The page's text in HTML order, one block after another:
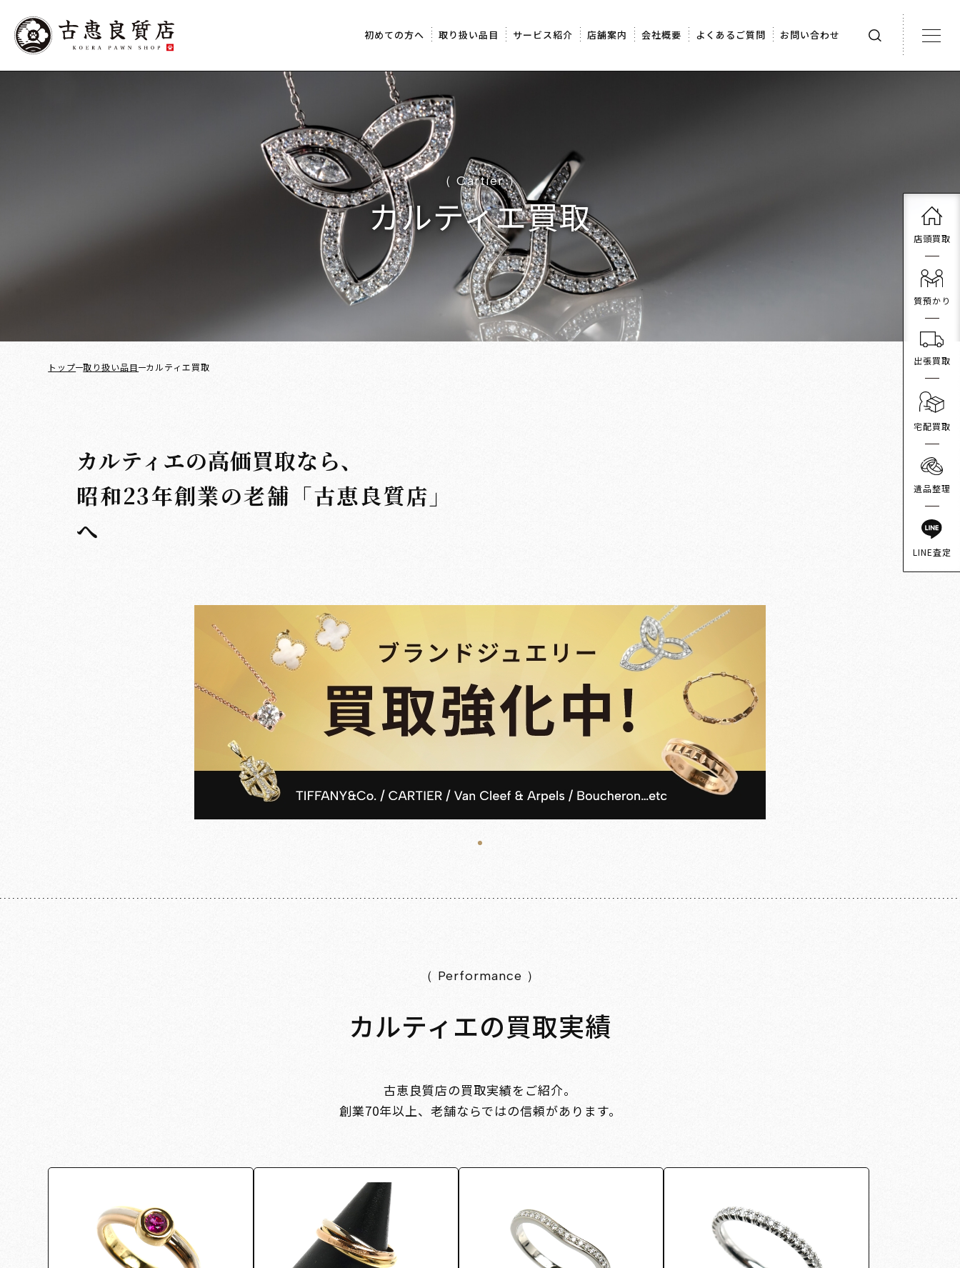
初めての方へ 取り扱い品目 サービス紹介 店舗案内 会社概要 よくあるご質問 お問い合わせ
（ Cartier ）
カルティエ買取
トップ 取り扱い品目 カルティエ買取
カルティエの高価買取なら、
昭和23年創業の老舗 「古恵良質店」
へ
（ Performance ）
カルティエの買取実績
古恵良質店の買取実績をご紹介。
創業70年以上、老舗ならではの信頼があります。
店頭買取
質預かり
出張買取
宅配買取
遺品整理
LINE査定